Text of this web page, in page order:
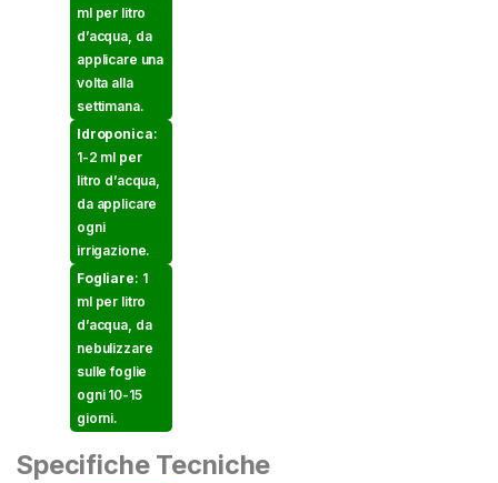
ml per litro
d’acqua, da
applicare una
volta alla
settimana.
Idroponica:
1-2 ml per
litro d’acqua,
da applicare
ogni
irrigazione.
Fogliare: 1
ml per litro
d’acqua, da
nebulizzare
sulle foglie
ogni 10-15
giorni.
Specifiche Tecniche